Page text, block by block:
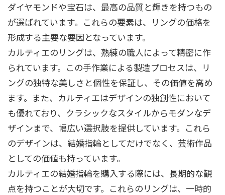
ダイヤモンドや宝石は、最高の品質と輝きを持つもの
が選ばれています。これらの要素は、リングの価格を
形成する主要な要因となっています。
カルティエのリングは、熟練の職人によって精密に作
られています。この手作業による製造プロセスは、リ
ングの独特な美しさと個性を保証し、その価値を高め
ます。また、カルティエはデザインの独創性において
も優れており、クラシックなスタイルからモダンなデ
ザインまで、幅広い選択肢を提供しています。これら
のデザインは、結婚指輪としてだけでなく、芸術作品
としての価値も持っています。
カルティエの結婚指輪を購入する際には、長期的な観
点を持つことが大切です。これらのリングは、一時的